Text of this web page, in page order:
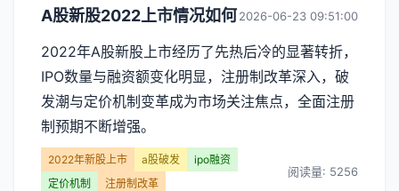
革】
文
章
列
表
A股新股2022上市情况如何2026-06-23 09:51:00
2022年A股新股上市经历了先热后冷的显著转折，
IPO数量与融资额变化明显，注册制改革深入，破
发潮与定价机制变革成为市场关注焦点，全面注册
制预期不断增强。
2022年新股上市 a股破发
ipo融资
定价机制
注册制改革
阅读量: 5256